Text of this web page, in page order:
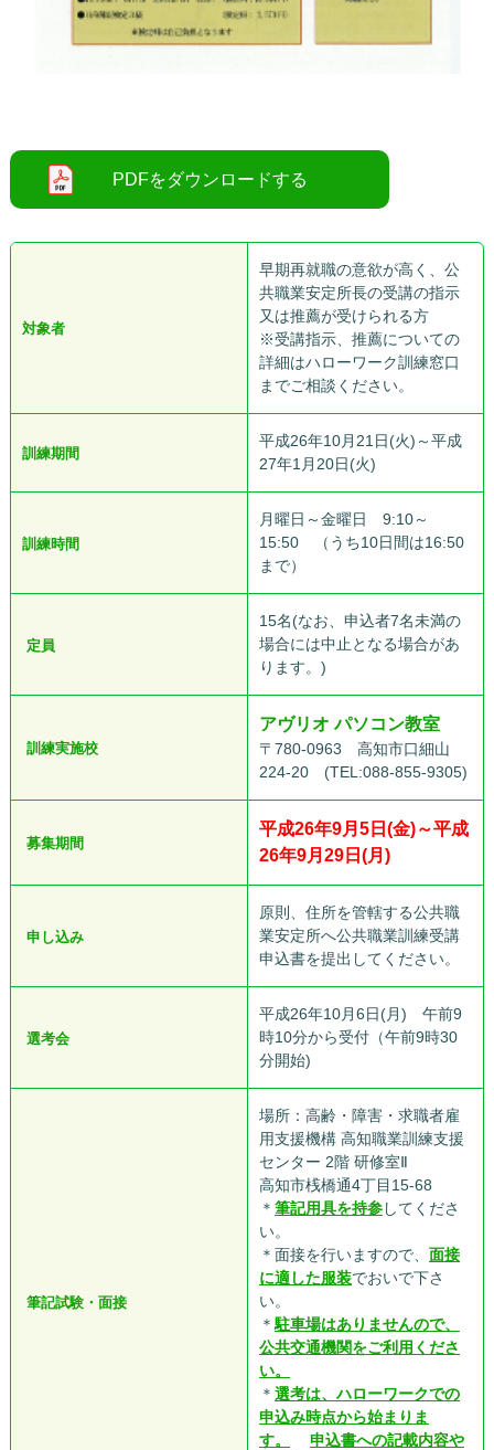
対象者
早期再就職の意欲が高く、公
共職業安定所長の受講の指示
又は推薦が受けられる方
※受講指示、推薦についての
詳細はハローワーク訓練窓口
までご相談ください。
訓練期間
平成26年10月21日(火)～平成
27年1月20日(火)
訓練時間
月曜日～金曜日 9:10～
15:50 （うち10日間は16:50
まで）
定員
15名(なお、申込者7名未満の
場合には中止となる場合があ
ります。)
訓練実施校
アヴリオ パソコン教室
〒780-0963 高知市口細山
224-20 (TEL:088-855-9305)
募集期間
平成26年9月5日(金)～平成
26年9月29日(月)
申し込み
原則、住所を管轄する公共職
業安定所へ公共職業訓練受講
申込書を提出してください。
選考会
平成26年10月6日(月) 午前9
時10分から受付（午前9時30
分開始)
筆記試験・面接
場所：高齢・障害・求職者雇
用支援機構 高知職業訓練支援
センター 2階 研修室Ⅱ
高知市桟橋通4丁目15-68
＊ 筆記用具を持参してくださ
い。
＊面接を行いますので、 面接
に適した服装でおいで下さ
い。
＊ 駐車場はありませんので、
公共交通機関をご利用くださ
い。
＊ 選考は、ハローワークでの
申込み時点から始まりま
す。
申込書への記載内容や